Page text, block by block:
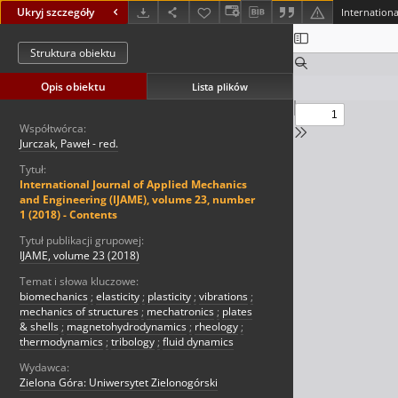
Ukryj szczegóły
Struktura obiektu
Opis obiektu Lista plików
Współtwórca:
Jurczak, Paweł - red.
Tytuł:
International Journal of Applied Mechanics
and Engineering (IJAME), volume 23, number
1 (2018) - Contents
Tytuł publikacji grupowej:
IJAME, volume 23 (2018)
Temat i słowa kluczowe:
biomechanics ; elasticity ; plasticity ; vibrations ;
mechanics of structures ; mechatronics ; plates
& shells ; magnetohydrodynamics ; rheology ;
thermodynamics ; tribology ; fluid dynamics
Wydawca:
Zielona Góra: Uniwersytet Zielonogórski